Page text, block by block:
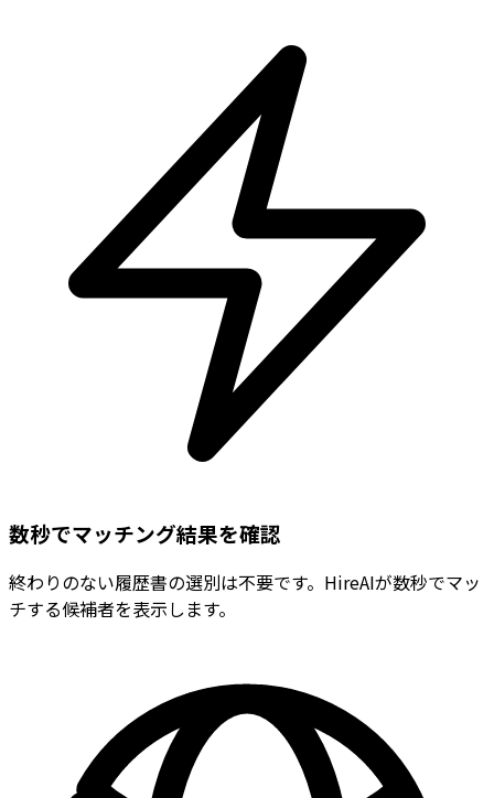
数秒でマッチング結果を確認
終わりのない履歴書の選別は不要です。HireAIが数秒でマッ
チする候補者を表示します。